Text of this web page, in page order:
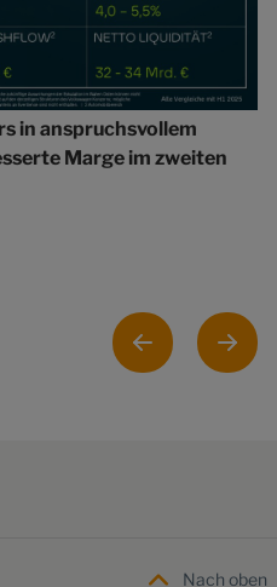
in anspruchsvollem
Marge im zweiten
Nach oben